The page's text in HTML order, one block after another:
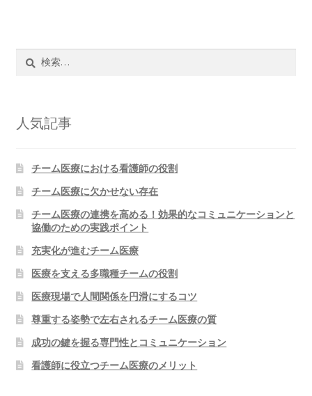
人気記事
チーム医療における看護師の役割
チーム医療に欠かせない存在
チーム医療の連携を高める！効果的なコミュニケーションと
協働のための実践ポイント
充実化が進むチーム医療
医療を支える多職種チームの役割
医療現場で人間関係を円滑にするコツ
尊重する姿勢で左右されるチーム医療の質
成功の鍵を握る専門性とコミュニケーション
看護師に役立つチーム医療のメリット